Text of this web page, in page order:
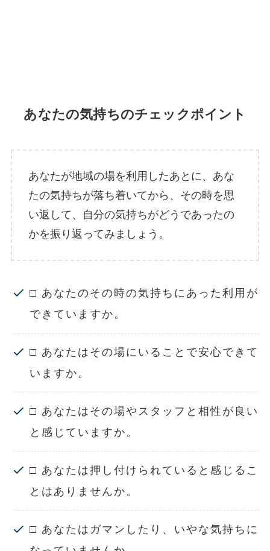
あなたの気持ちのチェックポイント
あなたが地域の場を利用したあとに、あな
たの気持ちが落ち着いてから、その時を思
い返して、自分の気持ちがどうであったの
かを振り返ってみましょう。
□ あなたのその時の気持ちにあった利用が
できていますか。
□ あなたはその場にいることで安心できて
いますか。
□ あなたはその場やスタッフと相性が良い
と感じていますか。
□ あなたは押し付けられていると感じるこ
とはありませんか。
□ あなたはガマンしたり、いやな気持ちに